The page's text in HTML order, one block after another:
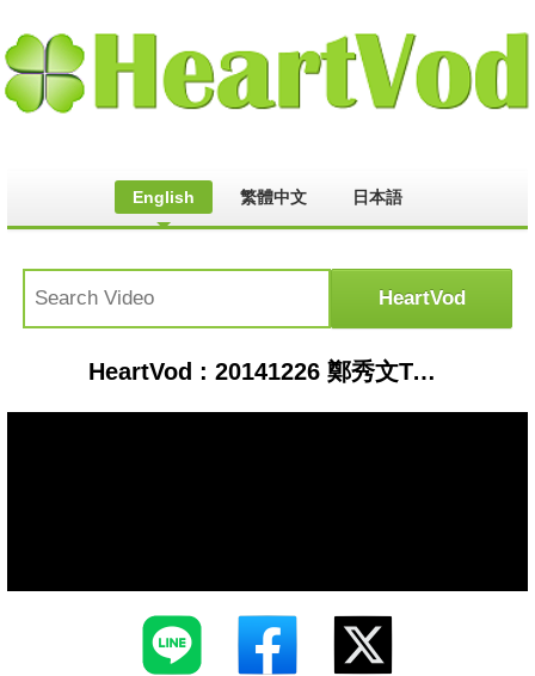
English 繁體中文 日本語
HeartVod : 20141226 鄭秀文Touch Mi世界巡迴演唱會 輸得漂亮+LEON出場